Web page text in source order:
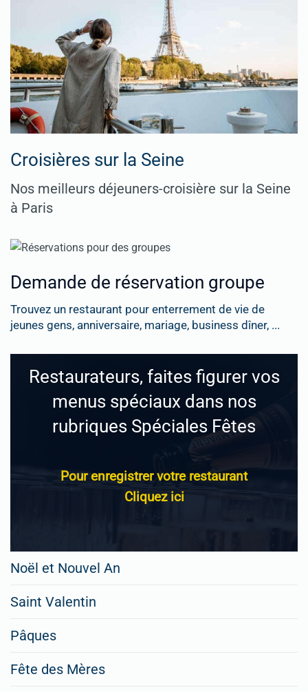
Croisières sur la Seine
Nos meilleurs déjeuners-croisière sur la Seine
à Paris
Demande de réservation groupe
Trouvez un restaurant pour enterrement de vie de
jeunes gens, anniversaire, mariage, business dîner, ...
Restaurateurs, faites figurer vos
menus spéciaux dans nos
rubriques Spéciales Fêtes
Pour enregistrer votre restaurant
Cliquez ici
Noël et Nouvel An
Saint Valentin
Pâques
Fête des Mères